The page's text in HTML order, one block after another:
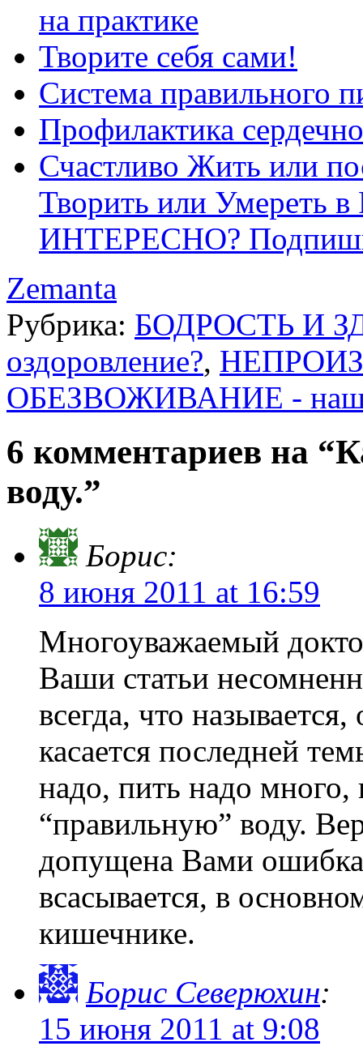
на практике
Творите себя сами!
Система правильного
Профилактика
Счастливо Жить или
Творить или Умереть
ИНТЕРЕСНО?
Zemanta
Рубрика: БОДРОСТЬ И
оздоровление?,
ОБЕЗВОЖИВАНИЕ - наш
6 комментариев на
воду.”
Борис:
8 июня 2011 at 16:59
Многоуважаемый
Ваши статьи
всегда, что
касается последней
надо, пить надо
“правильную” воду.
допущена Вами
всасывается, в
кишечнике.
Борис Северюхин:
15 июня 2011 at 9:08